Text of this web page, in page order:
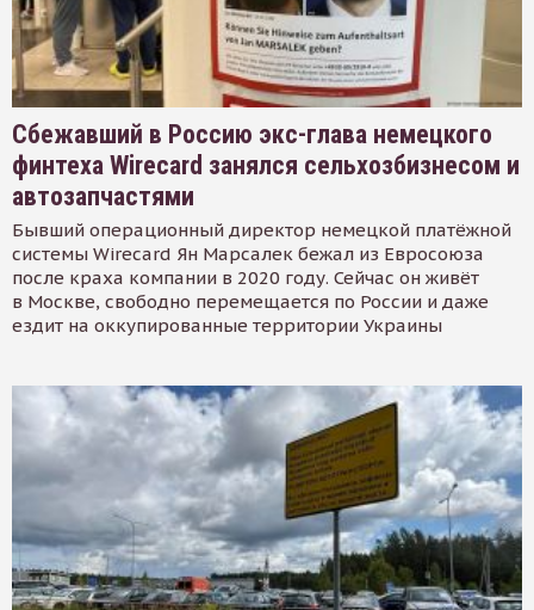
Сбежавший в Россию экс-глава немецкого
финтеха Wirecard занялся сельхозбизнесом и
автозапчастями
Бывший операционный директор немецкой платёжной
системы Wirecard Ян Марсалек бежал из Евросоюза
после краха компании в 2020 году. Сейчас он живёт
в Москве, свободно перемещается по России и даже
ездит на оккупированные территории Украины